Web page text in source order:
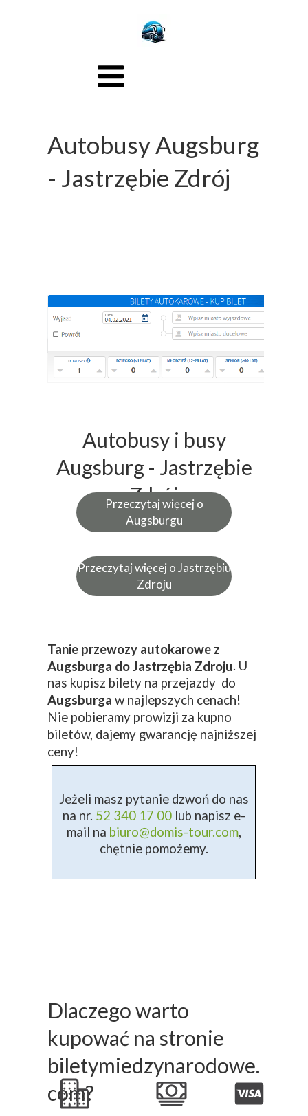
Przeczytaj więcej o
Augsburgu
Przeczytaj więcej o Jastrzębiu
Zdroju
Autobusy i busy
Augsburg - Jastrzębie
Zdrój
Tanie przewozy autokarowe z
Augsburga do Jastrzębia Zdroju. U
nas kupisz bilety na przejazdy do
Augsburga w najlepszych cenach!
Nie pobieramy prowizji za kupno
biletów, dajemy gwarancję najniższej
ceny!
Jeżeli masz pytanie dzwoń do nas
na nr. 52 340 17 00lub napisz e-
mail na biuro@domis-tour.com,
chętnie pomożemy.
Dlaczego warto
kupować na stronie
biletymiedzynarodowe.
com?
Autobusy Augsburg
- Jastrzębie Zdrój